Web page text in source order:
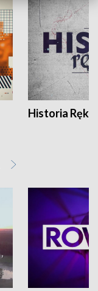
Historia Ręką